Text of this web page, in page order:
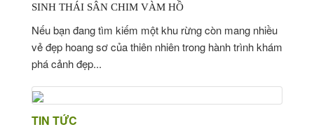
SINH THÁI SÂN CHIM VÀM HỒ
Nếu bạn đang tìm kiếm một khu rừng còn mang nhiều
vẻ đẹp hoang sơ của thiên nhiên trong hành trình khám
phá cảnh đẹp...
TIN TỨC